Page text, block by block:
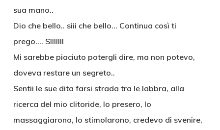
sua mano..
Dio che bello.. siii che bello… Continua così ti
prego…. SIIIIIII
Mi sarebbe piaciuto potergli dire, ma non potevo,
doveva restare un segreto..
Sentii le sue dita farsi strada tra le labbra, alla
ricerca del mio clitoride, lo presero, lo
massaggiarono, lo stimolarono, credevo di svenire,